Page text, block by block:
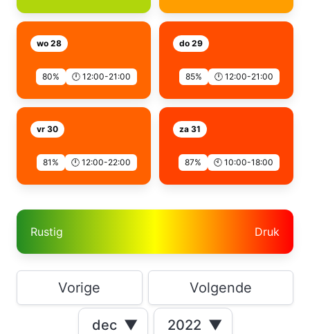
wo 28
80% 🕛 12:00-21:00
do 29
85% 🕛 12:00-21:00
vr 30
81% 🕛 12:00-22:00
za 31
87% 🕙 10:00-18:00
Rustig Druk
Vorige Volgende
dec ▼ 2022 ▼